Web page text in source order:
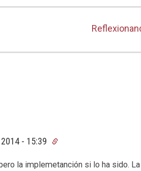
- 15:39
la implemetanción si lo ha sido.